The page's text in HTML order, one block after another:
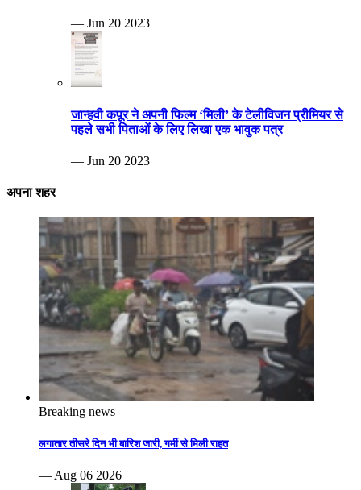
— Jun 20 2023
जान्हवी कपूर ने अपनी फिल्म ‘मिली’ के टेलीविजन प्रीमियर से
पहले सभी पिताओं के लिए लिखा एक भावुक पत्र
— Jun 20 2023
अपना शहर
Breaking news
लगातार तीसरे दिन भी बारिश जारी, गर्मी से मिली राहत
— Aug 06 2026